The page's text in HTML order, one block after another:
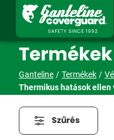
Termékek
Ganteline Termékek
Thermikus hatások ellen
Szűrés